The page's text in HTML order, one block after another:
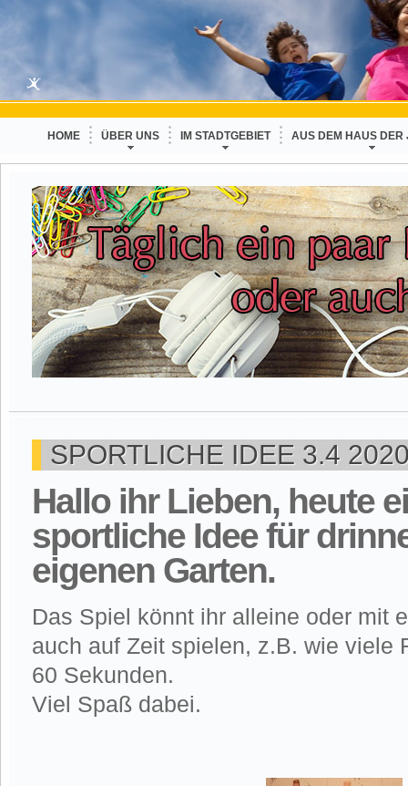
HOME ÜBER UNS IM STADTGEBIET AUS DEM HAUS DER
SPORTLICHE IDEE 3.4
Hallo ihr Lieben, heute
sportliche Idee für
eigenen Garten.
Das Spiel könnt ihr alleine oder mit
auch auf Zeit spielen, z.B. wie viele
60 Sekunden.
Viel Spaß dabei.